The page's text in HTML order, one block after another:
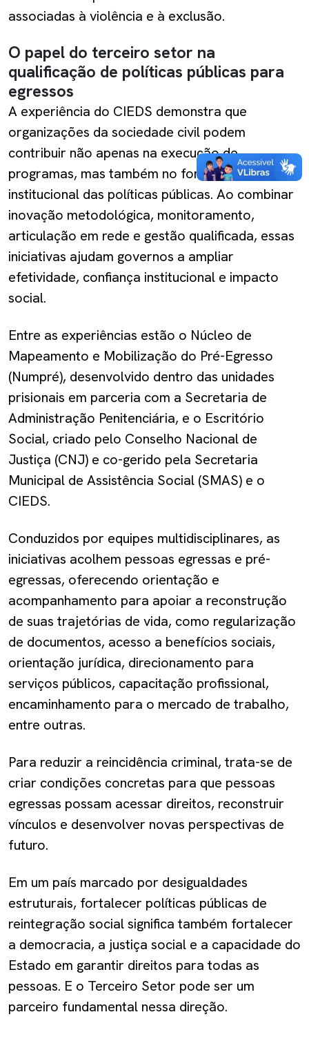
associadas à violência e à exclusão.
O papel do terceiro setor na
qualificação de políticas públicas para
egressos
A experiência do CIEDS demonstra que
organizações da sociedade civil podem
contribuir não apenas na execução de
programas, mas também no fortalecimento
institucional das políticas públicas. Ao combinar
inovação metodológica, monitoramento,
articulação em rede e gestão qualificada, essas
iniciativas ajudam governos a ampliar
efetividade, confiança institucional e impacto
social.
Entre as experiências estão o Núcleo de
Mapeamento e Mobilização do Pré-Egresso
(Numpré), desenvolvido dentro das unidades
prisionais em parceria com a Secretaria de
Administração Penitenciária, e o Escritório
Social, criado pelo Conselho Nacional de
Justiça (CNJ) e co-gerido pela Secretaria
Municipal de Assistência Social (SMAS) e o
CIEDS.
Conduzidos por equipes multidisciplinares, as
iniciativas acolhem pessoas egressas e pré-
egressas, oferecendo orientação e
acompanhamento para apoiar a reconstrução
de suas trajetórias de vida, como regularização
de documentos, acesso a benefícios sociais,
orientação jurídica, direcionamento para
serviços públicos, capacitação profissional,
encaminhamento para o mercado de trabalho,
entre outras.
Para reduzir a reincidência criminal, trata-se de
criar condições concretas para que pessoas
egressas possam acessar direitos, reconstruir
vínculos e desenvolver novas perspectivas de
futuro.
Em um país marcado por desigualdades
estruturais, fortalecer políticas públicas de
reintegração social significa também fortalecer
a democracia, a justiça social e a capacidade do
Estado em garantir direitos para todas as
pessoas. E o Terceiro Setor pode ser um
parceiro fundamental nessa direção.